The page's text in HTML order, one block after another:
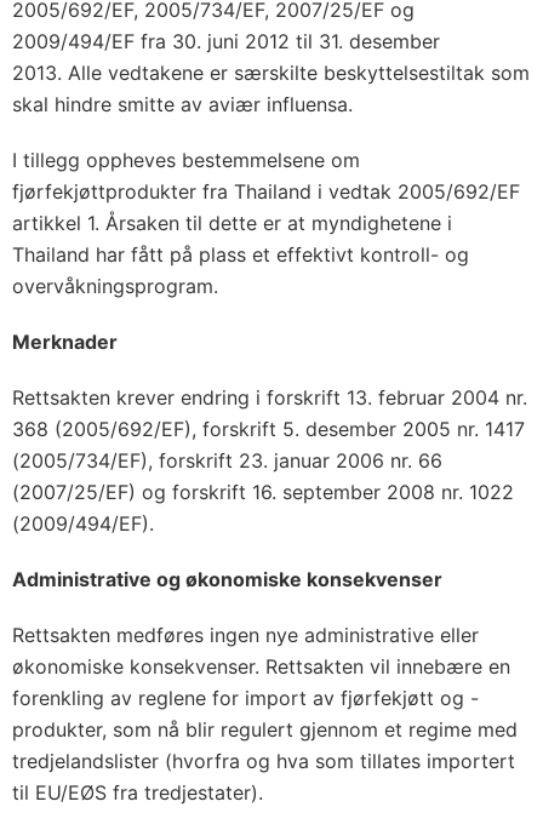
2005/692/EF, 2005/734/EF, 2007/25/EF og
2009/494/EF fra 30. juni 2012 til 31. desember
2013. Alle vedtakene er særskilte beskyttelsestiltak som
skal hindre smitte av aviær influensa.
I tillegg oppheves bestemmelsene om
fjørfekjøttprodukter fra Thailand i vedtak 2005/692/EF
artikkel 1. Årsaken til dette er at myndighetene i
Thailand har fått på plass et effektivt kontroll- og
overvåkningsprogram.
Merknader
Rettsakten krever endring i forskrift 13. februar 2004 nr.
368 (2005/692/EF), forskrift 5. desember 2005 nr. 1417
(2005/734/EF), forskrift 23. januar 2006 nr. 66
(2007/25/EF) og forskrift 16. september 2008 nr. 1022
(2009/494/EF).
Administrative og økonomiske konsekvenser
Rettsakten medføres ingen nye administrative eller
økonomiske konsekvenser. Rettsakten vil innebære en
forenkling av reglene for import av fjørfekjøtt og -
produkter, som nå blir regulert gjennom et regime med
tredjelandslister (hvorfra og hva som tillates importert
til EU/EØS fra tredjestater).